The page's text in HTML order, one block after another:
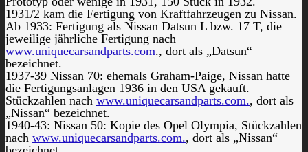
1931/2 kam die Fertigung von Kraftfahrzeugen zu Nissan.
Ab 1933: Fertigung als Nissan Datsun L bzw. 17 T, die
jeweilige jährliche Fertigung nach
www.uniquecarsandparts.com., dort als „Datsun“
bezeichnet.
1937-39 Nissan 70: ehemals Graham-Paige, Nissan hatte
die Fertigungsanlagen 1936 in den USA gekauft.
Stückzahlen nach www.uniquecarsandparts.com., dort als
„Nissan“ bezeichnet.
1940-43: Nissan 50: Kopie des Opel Olympia, Stückzahlen
nach www.uniquecarsandparts.com., dort als „Nissan“